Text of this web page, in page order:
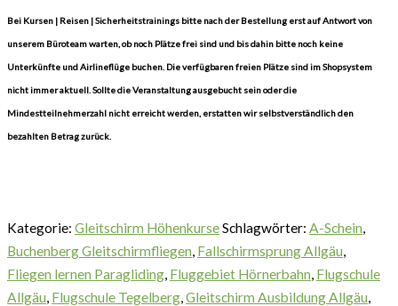
Bei Kursen | Reisen | Sicherheitstrainings bitte nach der Bestellung erst auf Antwort von
unserem Büroteam warten, ob noch Plätze frei sind und bis dahin bitte noch keine
Unterkünfte und Airlineflüge buchen. Die verfügbaren freien Plätze sind im Shopsystem
nicht immer aktuell. Sollte die Veranstaltung ausgebucht sein oder die
Mindestteilnehmerzahl nicht erreicht werden, erstatten wir selbstverständlich den
bezahlten Betrag zurück.
Kategorie: Gleitschirm HöhenkurseSchlagwörter: A-Schein,
Buchenberg Gleitschirmfliegen, Fallschirmsprung Allgäu,
Fliegen lernen Paragliding, Fluggebiet Hörnerbahn, Flugschule
Allgäu, Flugschule Tegelberg,Gleitschirm Ausbildung Allgäu,